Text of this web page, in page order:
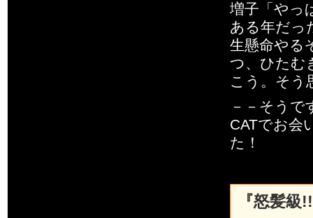
増子「やっ
ある年だっ
生懸命やる
つ、ひたむ
こう。そう
－－そう
CATでお会
た！
『怒髪